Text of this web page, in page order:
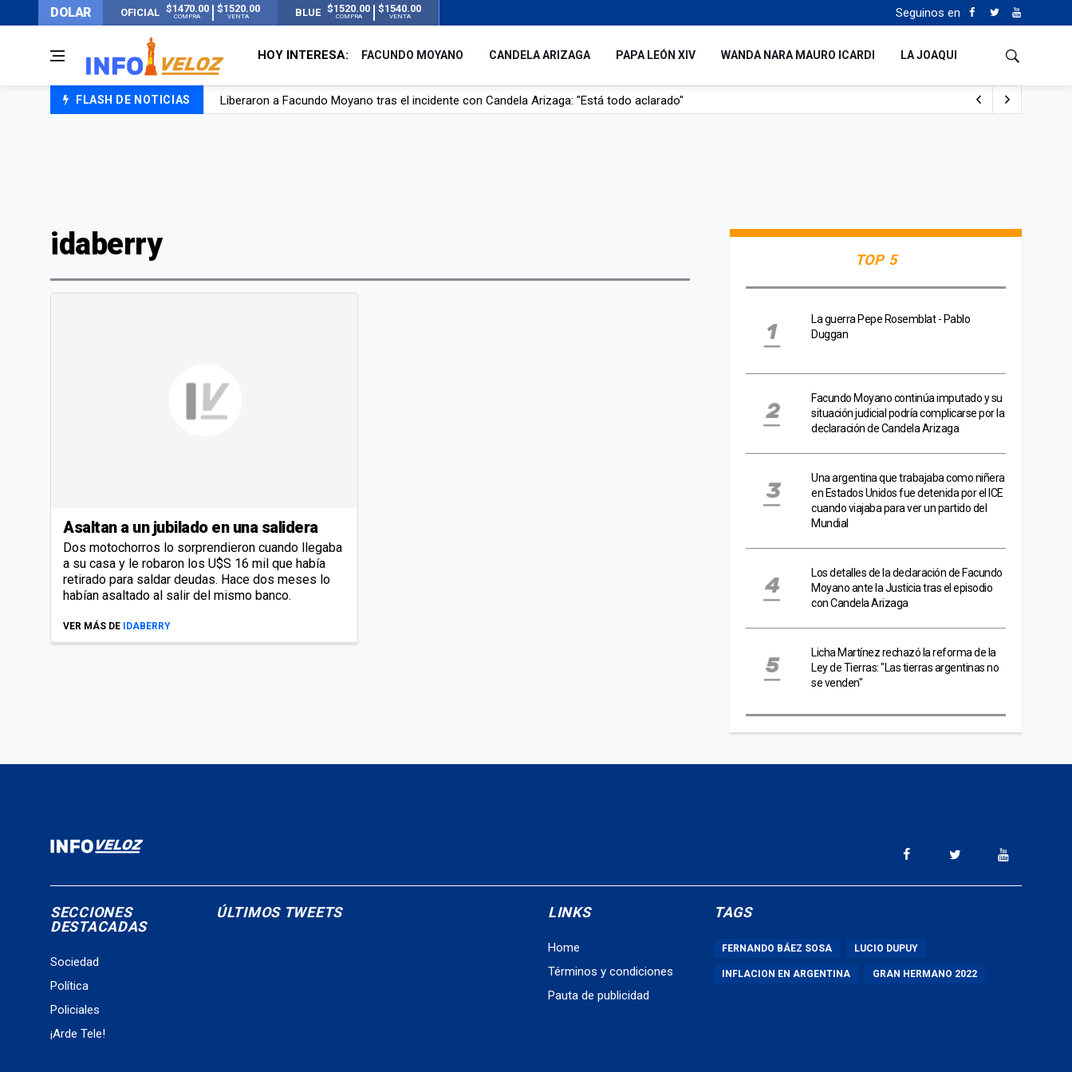
DOLAR OFICIAL $1470.00
COMPRA
$1520.00
VENTA BLUE $1520.00
COMPRA
$1540.00
VENTA Seguinos en
HOY INTERESA: FACUNDO MOYANO CANDELA ARIZAGA PAPA LEÓN XIV WANDA NARA MAURO ICARDI LA JOAQUI
FLASH DE NOTICIAS
Tensión diplomática: Brasil no enviará a su embajador a Buenos Aires tras el conflicto de Javier Milei y Lula da Silva
idaberry
Asaltan a un jubilado en una salidera
Dos motochorros lo sorprendieron cuando llegaba
a su casa y le robaron los U$S 16 mil que había
retirado para saldar deudas. Hace dos meses lo
habían asaltado al salir del mismo banco.
VER MÁS DE IDABERRY
TOP 5
La guerra Pepe Rosemblat - Pablo
Duggan
Facundo Moyano continúa imputado y su
situación judicial podría complicarse por la
declaración de Candela Arizaga
Una argentina que trabajaba como niñera
en Estados Unidos fue detenida por el ICE
cuando viajaba para ver un partido del
Mundial
Los detalles de la declaración de Facundo
Moyano ante la Justicia tras el episodio
con Candela Arizaga
Licha Martínez rechazó la reforma de la
Ley de Tierras: "Las tierras argentinas no
se venden"
SECCIONES
DESTACADAS
Sociedad
Política
Policiales
¡Arde Tele!
ÚLTIMOS TWEETS LINKS
Home
Términos y condiciones
Pauta de publicidad
TAGS
FERNANDO BÁEZ SOSA LUCIO DUPUY
INFLACION EN ARGENTINA GRAN HERMANO 2022